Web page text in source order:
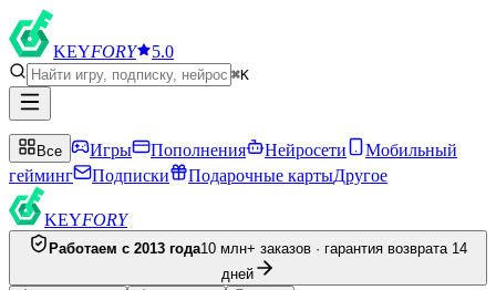
KEYFORY 5.0
⌘K
Все Игры Пополнения Нейросети
Мобильный
гейминг
Подписки Подарочные картыДругое
KEYFORY
Работаем с 2013 года10 млн+ заказов · гарантия возврата 14
дней